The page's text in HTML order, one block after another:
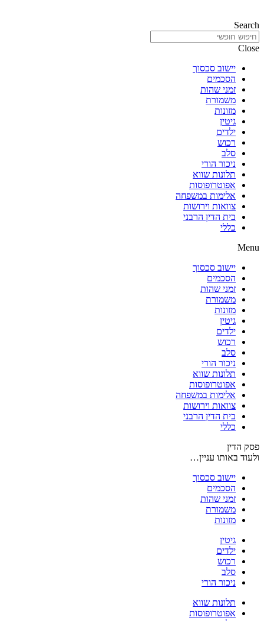
Search
Close
יישוב סכסוך
הסכמים
זמני שהות
משמורת
מזונות
גיטין
ילדים
רכוש
סלב
ניכור הורי
תלונות שווא
אפוטרופוסות
אלימות במשפחה
צוואות וירושות
בית הדין הרבני
כללי
Menu
יישוב סכסוך
הסכמים
זמני שהות
משמורת
מזונות
גיטין
ילדים
רכוש
סלב
ניכור הורי
תלונות שווא
אפוטרופוסות
אלימות במשפחה
צוואות וירושות
בית הדין הרבני
כללי
פסק הדין
ולעוד באותו עניין…
יישוב סכסוך
הסכמים
זמני שהות
משמורת
מזונות
גיטין
ילדים
רכוש
סלב
ניכור הורי
תלונות שווא
אפוטרופוסות